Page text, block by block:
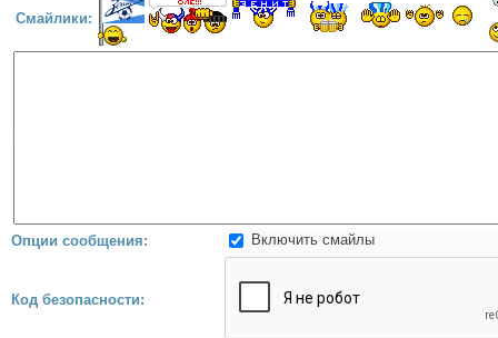
Смайлики:
Опции сообщения: Включить смайлы
Код безопасности: